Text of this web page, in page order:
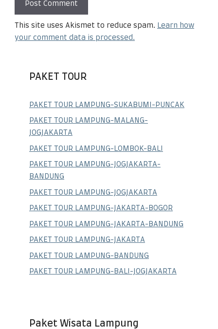
This site uses Akismet to reduce spam. Learn how
your comment data is processed.
PAKET TOUR
PAKET TOUR LAMPUNG-SUKABUMI-PUNCAK
PAKET TOUR LAMPUNG-MALANG-
JOGJAKARTA
PAKET TOUR LAMPUNG-LOMBOK-BALI
PAKET TOUR LAMPUNG-JOGJAKARTA-
BANDUNG
PAKET TOUR LAMPUNG-JOGJAKARTA
PAKET TOUR LAMPUNG-JAKARTA-BOGOR
PAKET TOUR LAMPUNG-JAKARTA-BANDUNG
PAKET TOUR LAMPUNG-JAKARTA
PAKET TOUR LAMPUNG-BANDUNG
PAKET TOUR LAMPUNG-BALI-JOGJAKARTA
Paket Wisata Lampung